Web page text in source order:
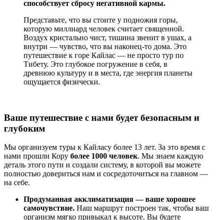
способствует сбросу негативной кармы.
Представьте, что вы стоите у подножия горы,
которую миллиард человек считает священной.
Воздух кристально чист, тишина звенит в ушах, а
внутри — чувство, что вы наконец-то дома. Это
путешествие к горе Кайлас — не просто тур по
Тибету. Это глубокое погружение в себя, в
древнюю культуру и в места, где энергия планеты
ощущается физически.
Ваше путешествие с нами будет безопасным и
глубоким
Мы организуем туры к Кайласу более 13 лет. За это время с
нами прошли Кору более 1000 человек. Мы знаем каждую
деталь этого пути и создали систему, в которой вы можете
полностью довериться нам и сосредоточиться на главном —
на себе.
Продуманная акклиматизация — ваше хорошее
самочувствие. Наш маршрут построен так, чтобы ваш
организм мягко привыкал к высоте. Вы будете